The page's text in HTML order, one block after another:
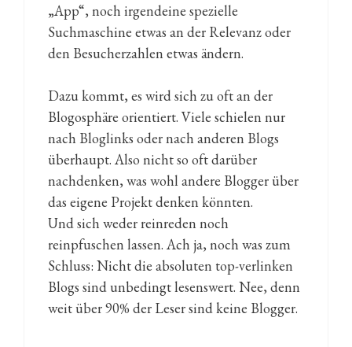
„App“, noch irgendeine spezielle
Suchmaschine etwas an der Relevanz oder
den Besucherzahlen etwas ändern.
Dazu kommt, es wird sich zu oft an der
Blogosphäre orientiert. Viele schielen nur
nach Bloglinks oder nach anderen Blogs
überhaupt. Also nicht so oft darüber
nachdenken, was wohl andere Blogger über
das eigene Projekt denken könnten.
Und sich weder reinreden noch
reinpfuschen lassen. Ach ja, noch was zum
Schluss: Nicht die absoluten top-verlinken
Blogs sind unbedingt lesenswert. Nee, denn
weit über 90% der Leser sind keine Blogger.